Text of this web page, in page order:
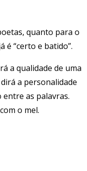
quanto para o
é “certo e batido”.
a qualidade de uma
a personalidade
as palavras.
o mel.